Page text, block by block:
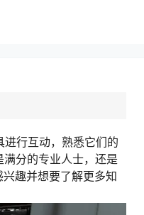
行互动，熟悉它们的
分的专业人士，还是
趣并想要了解更多知